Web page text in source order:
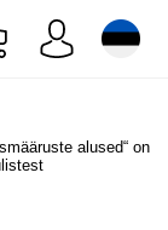
alused“ on